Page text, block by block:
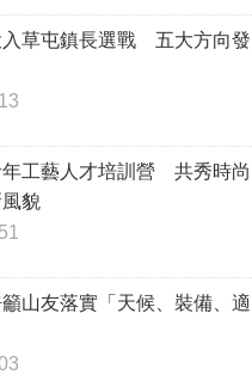
入草屯鎮長選戰 五大方向發
年工藝人才培訓營 共秀時尚
貌
山友落實「天候、裝備、適